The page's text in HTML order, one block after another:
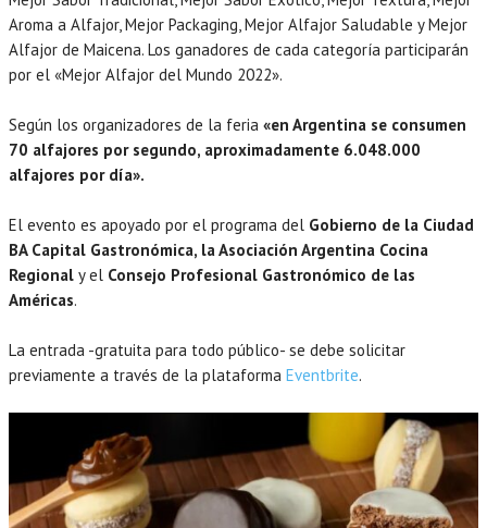
Aroma a Alfajor, Mejor Packaging, Mejor Alfajor Saludable y Mejor
Alfajor de Maicena. Los ganadores de cada categoría participarán
por el «Mejor Alfajor del Mundo 2022».
Según los organizadores de la feria «en Argentina se consumen
70 alfajores por segundo, aproximadamente 6.048.000
alfajores por día».
El evento es apoyado por el programa del Gobierno de la Ciudad
BA Capital Gastronómica, la Asociación Argentina Cocina
Regional y el Consejo Profesional Gastronómico de las
Américas.
La entrada -gratuita para todo público- se debe solicitar
previamente a través de la plataforma Eventbrite.